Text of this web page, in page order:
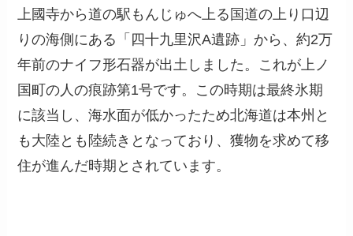
上國寺から道の駅もんじゅへ上る国道の上り口辺
りの海側にある「四十九里沢A遺跡」から、約2万
年前のナイフ形石器が出土しました。これが上ノ
国町の人の痕跡第1号です。この時期は最終氷期
に該当し、海水面が低かったため北海道は本州と
も大陸とも陸続きとなっており、獲物を求めて移
住が進んだ時期とされています。